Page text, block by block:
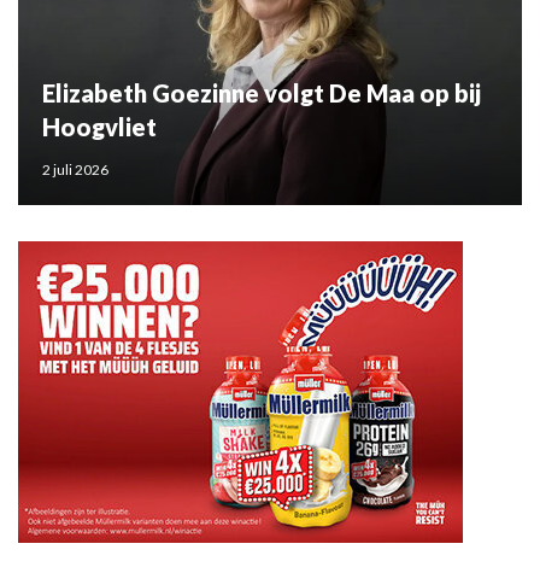
Elizabeth Goezinne volgt De Maa op bij
Hoogvliet
2 juli 2026